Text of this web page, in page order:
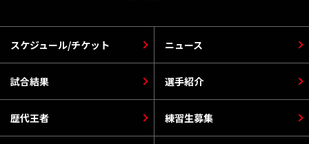
スケジュール/チケット
選手紹介
ニュース
歴代王者
試合結果
練習生募集